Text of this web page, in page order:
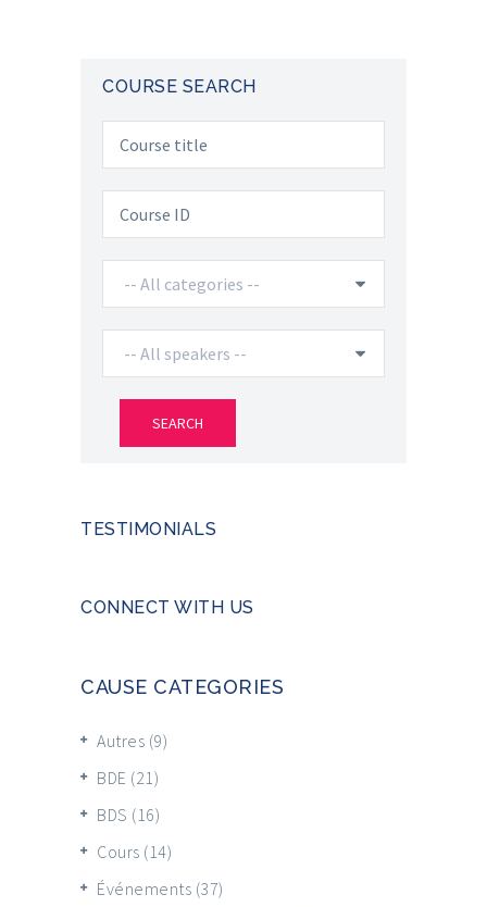
COURSE SEARCH
TESTIMONIALS
CONNECT WITH US
CAUSE CATEGORIES
Autres (9)
BDE (21)
BDS (16)
Cours (14)
Événements (37)